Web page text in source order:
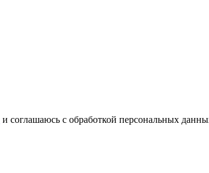
и соглашаюсь с обработкой персональных